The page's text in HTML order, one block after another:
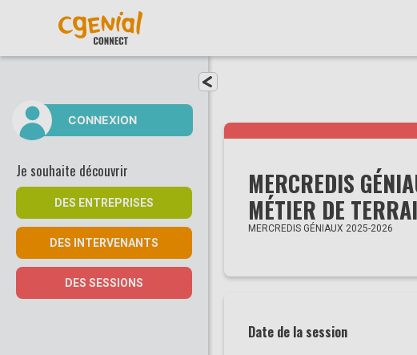
Fermer le menu
CONNEXION
Je souhaite découvrir
DES ENTREPRISES
DES INTERVENANTS
DES SESSIONS
MERCREDIS
MÉTIER DE
MERCREDIS GÉNIAUX 2025-2026
Date de la session